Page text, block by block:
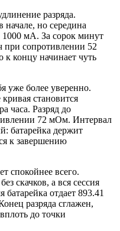
разряда.
но середина
мА. За сорок минут
при сопротивлении 52
концу начинает чуть
уже более уверенно.
становится
часа. Разряд до
72 мОм. Интервал
батарейка держит
к завершению
спокойнее всего.
скачков, а вся сессия
батарейка отдает 893.41
разряда сглажен,
до точки